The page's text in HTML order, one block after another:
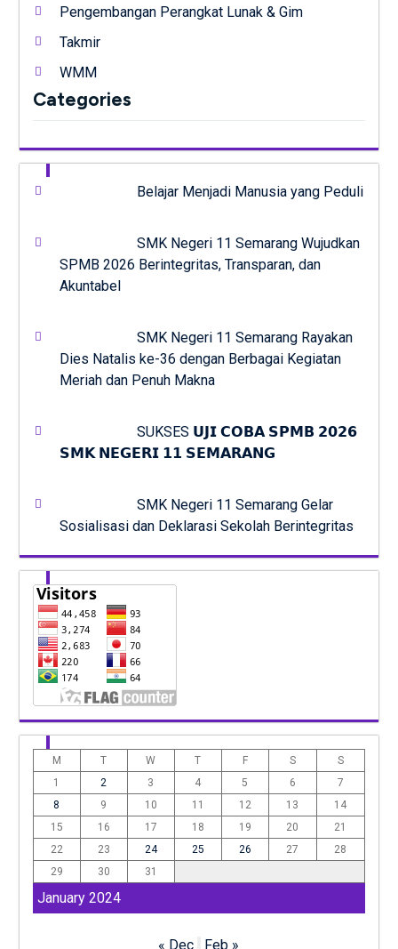
Pengembangan Perangkat Lunak & Gim
Takmir
WMM
Categories
Belajar Menjadi Manusia yang Peduli
SMK Negeri 11 Semarang Wujudkan
SPMB 2026 Berintegritas, Transparan, dan
Akuntabel
SMK Negeri 11 Semarang Rayakan
Dies Natalis ke-36 dengan Berbagai Kegiatan
Meriah dan Penuh Makna
SUKSES 𝗨𝗝𝗜 𝗖𝗢𝗕𝗔 𝗦𝗣𝗠𝗕 𝟮𝟬𝟮𝟲
𝗦𝗠𝗞 𝗡𝗘𝗚𝗘𝗥𝗜 𝟭𝟭 𝗦𝗘𝗠𝗔𝗥𝗔𝗡𝗚
SMK Negeri 11 Semarang Gelar
Sosialisasi dan Deklarasi Sekolah Berintegritas
January 2024
M T W T F S
S
1
2 3 4 5 6
7
8
9 10 11 12 13
14
15
16 17 18 19 20
21
22
23 24 25 26 27
28
29
30 31
« Dec Feb »